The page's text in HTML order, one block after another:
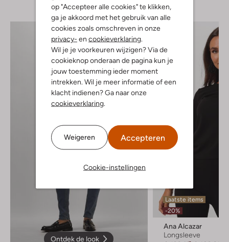
op "Accepteer alle cookies" te klikken,
ga je akkoord met het gebruik van alle
cookies zoals omschreven in onze
privacy- en cookieverklaring
Wil je je voorkeuren wijzigen? Via de
cookieknop onderaan de pagina kun je
jouw toestemming ieder moment
intrekken. Wil je meer informatie of een
klacht indienen? Ga naar onze
cookieverklaring
Weigeren Accepteren
Cookie-instellingen
Ontdek de look
Laatste items
-20%
Ana Alcazar
Longsleeve